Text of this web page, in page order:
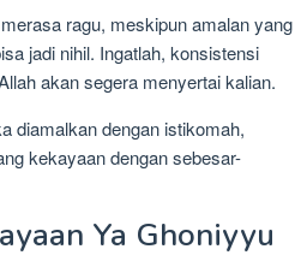
ragu, meskipun amalan yang
jadi nihil. Ingatlah, konsistensi
akan segera menyertai kalian.
diamalkan dengan istikomah,
kekayaan dengan sebesar-
Ya Ghoniyyu